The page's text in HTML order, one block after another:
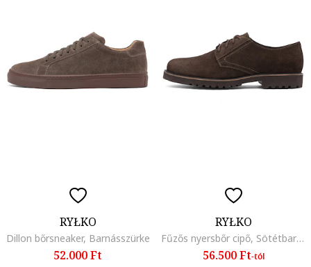
RYŁKO
Dillon bőrsneaker, Barnásszürke
52.000 Ft
RYŁKO
Fűzős nyersbőr cipő, Sötétbarna
56.500 Ft-tól